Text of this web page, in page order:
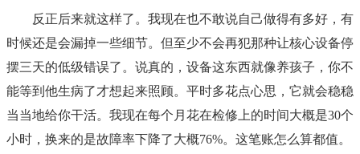
反正后来就这样了。我现在也不敢说自己做得有多好，有
时候还是会漏掉一些细节。但至少不会再犯那种让核心设备停
摆三天的低级错误了。说真的，设备这东西就像养孩子，你不
能等到他生病了才想起来照顾。平时多花点心思，它就会稳稳
当当地给你干活。我现在每个月花在检修上的时间大概是30个
小时，换来的是故障率下降了大概76%。这笔账怎么算都值。